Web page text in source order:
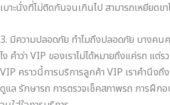
เบาะนั่งที่ไม่ติดกันจนเกินไป สามารถเหยียดข
3. มีความปลอดภัย ทำไมถึงปลอดภัย บางคน
ไง คำว่า VIP ของเราไม่ได้หมายถึงแค่รถ แต่
VIP คราวนี้การบริการลูกค้า VIP เราคำนึงถึ
ดูแล รักษารถ การตรวจเช็คสภาพรถ การฝึ